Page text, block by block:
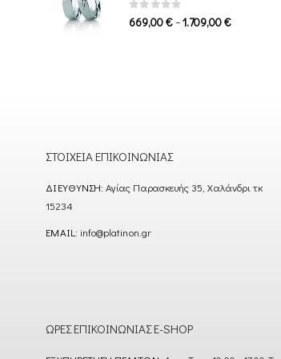
0 out of 5
669,00€ – 1.709,00€Price
ΣΤΟΙΧΕΊΑ ΕΠΙΚΟΙΝΩΝΊΑΣ
ΔΙΕΎΘΥΝΣΗ: Αγίας Παρασκευής 35, Χαλάνδρι τκ
15234
EMAIL: info@platinon.gr
ΏΡΕΣ ΕΠΙΚΟΙΝΩΝΊΑΣ E-SHOP